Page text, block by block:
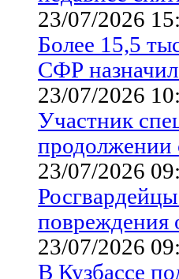
23/07/2026
Более 15,5
СФР
23/07/2026
Участник
продолжении
23/07/2026
повреждения
23/07/2026
В Кузбассе